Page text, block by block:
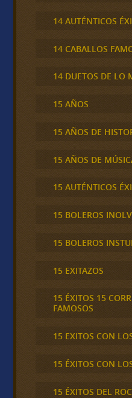
14 AUTÉNTICOS
14 CABALLOS
14 DUETOS DE LO
15 AÑOS
15 AÑOS DE
15 AÑOS DE
15 AUTÉNTICOS
15 BOLEROS
15 BOLEROS
15 EXITAZOS
15 ÉXITOS 15
FAMOSOS
15 EXITOS CON
15 ÉXITOS CON
15 ÉXITOS DEL